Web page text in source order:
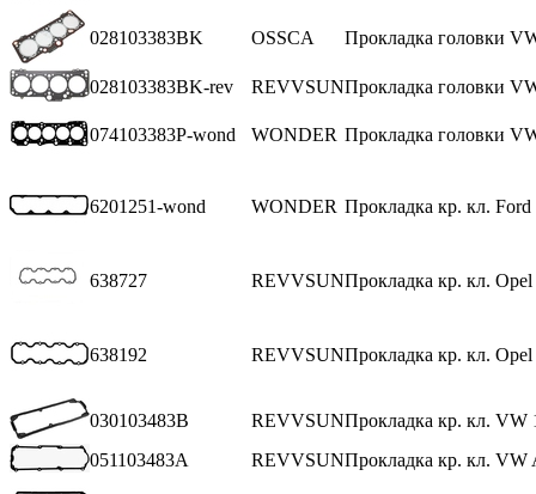
028103383BK OSSCA Прокладка головки
028103383BK-rev REVVSUNПрокладка головки
074103383P-wond WONDER Прокладка головки
6201251-wond WONDER Прокладка кр. кл.
638727 REVVSUNПрокладка кр. кл.
638192 REVVSUNПрокладка кр. кл. Opel
030103483B REVVSUNПрокладка кр. кл. VW
051103483A
REVVSUNПрокладка кр. кл. VW